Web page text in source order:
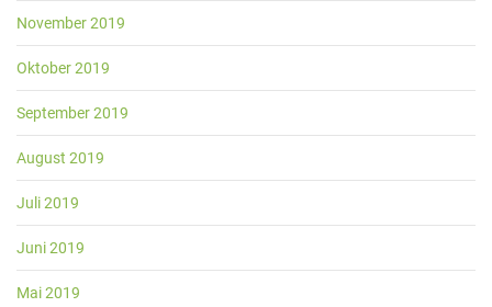
November 2019
Oktober 2019
September 2019
August 2019
Juli 2019
Juni 2019
Mai 2019